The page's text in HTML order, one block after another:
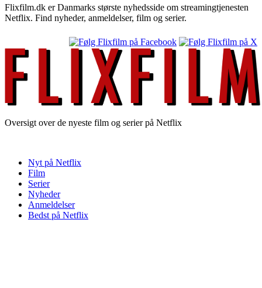
Flixfilm.dk er Danmarks største nyhedsside om streamingtjenesten
Netflix. Find nyheder, anmeldelser, film og serier.
Oversigt over de nyeste film og serier på Netflix
Nyt på Netflix
Film
Serier
Nyheder
Anmeldelser
Bedst på Netflix